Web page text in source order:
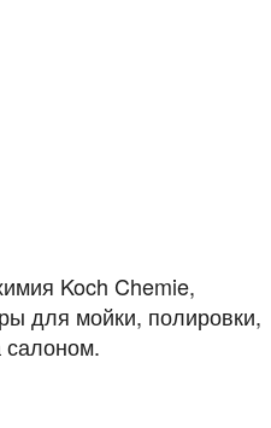
Koch Chemie,
для мойки, полировки,
салоном.